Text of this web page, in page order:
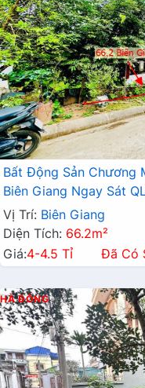
Bất Động Sản Chương
Biên Giang Ngay Sát
Mở Rộng
Vị Trí: Biên Giang
Diện Tích: 66.2m²
Giá:4-4.5 Tỉ Đã Có
HÀ ĐÔNG